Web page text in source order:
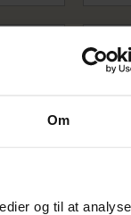
Om
og til at
SALE